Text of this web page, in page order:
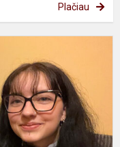
Plačiau